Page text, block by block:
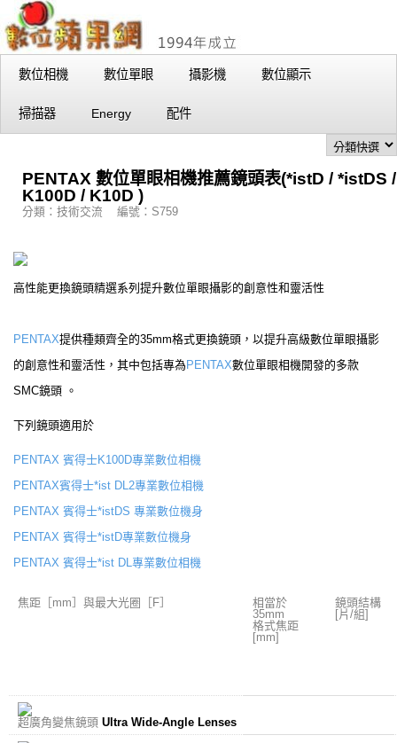
數位相機 數位單眼 攝影機 數位顯示
掃描器 Energy 配件
PENTAX 數位單眼相機推薦鏡頭表(*istD / *istDS /
K100D / K10D )
分類：技術交流 編號：S759
高性能更換鏡頭精選系列提升數位單眼攝影的創意性和靈活性
PENTAX提供種類齊全的35mm格式更換鏡頭，以提升高級數位單眼攝影
的創意性和靈活性，其中包括專為 PENTAX數位單眼相機開發的多款
SMC鏡頭 。
下列鏡頭適用於
PENTAX 賓得士K100D專業數位相機
PENTAX賓得士*ist DL2專業數位相機
PENTAX 賓得士*istDS 專業數位機身
PENTAX 賓得士*istD專業數位機身
PENTAX 賓得士*ist DL專業數位相機
焦距［mm］與最大光圈［F］
相當於
35mm
格式焦距
[mm]
鏡頭結構
[片/組]
超廣角變焦鏡頭 Ultra Wide-Angle Lenses